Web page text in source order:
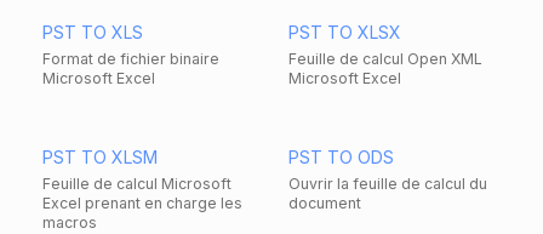
PST TO XLS
Format de fichier binaire
Microsoft Excel
PST TO XLSX
Feuille de calcul Open XML
Microsoft Excel
PST TO XLSM
Feuille de calcul Microsoft
Excel prenant en charge les
macros
PST TO ODS
Ouvrir la feuille de calcul du
document